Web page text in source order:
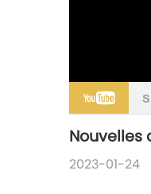
Nouvelles
2023-01-24